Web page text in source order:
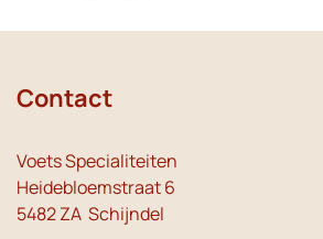
Contact
Voets Specialiteiten
Heidebloemstraat 6
5482 ZA Schijndel